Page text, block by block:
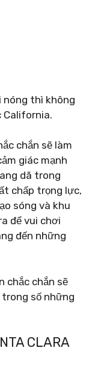
nóng thì không
California.
chắn sẽ làm
giác mạnh
dã trong
chấp trọng lực,
sóng và khu
để vui chơi
đến những
chắc chắn sẽ
số những
CLARA